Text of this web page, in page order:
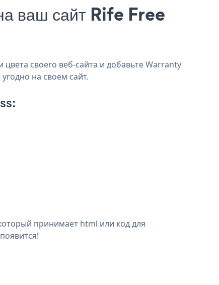
ваш сайт Rife Free
своего веб-сайта и добавьте Warranty
на своем сайт.
принимает html или код для